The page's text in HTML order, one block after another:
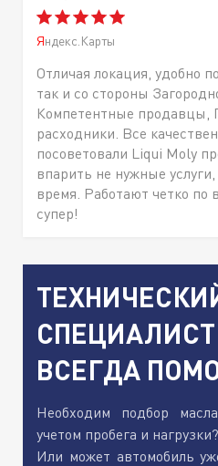
Яндекс.Карты
Отличая локация, удобно
так и со стороны
Компетентные продавцы,
расходники. Все
посоветовали Liqui Moly
впарить не нужные
время. Работают четко по
супер!
СПЕЦИАЛИСТ
ВСЕГДА
Необходим подбор
учетом пробега и нагрузки?
Или может автомобиль